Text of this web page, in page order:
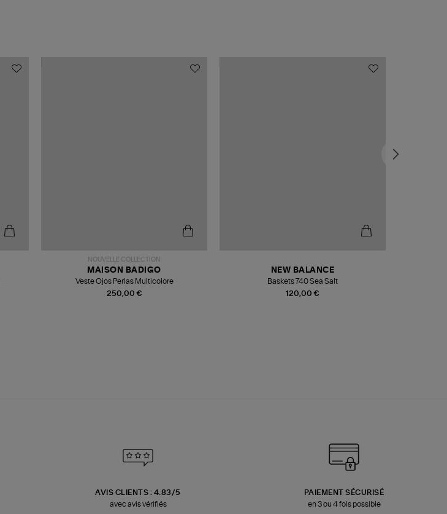
NOUVELLE COLLECTION
250,00 €
MAISON BADIGO
Veste Ojos Perlas Multicolore
120,00 €
NEW BALANCE
Baskets 740 Sea Salt
AVIS CLIENTS : 4.83/5
avec avis vérifiés
PAIEMENT SÉCURISÉ
en 3 ou 4 fois possible